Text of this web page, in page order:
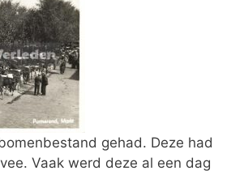
gehad. Deze had
Vaak werd deze al een dag